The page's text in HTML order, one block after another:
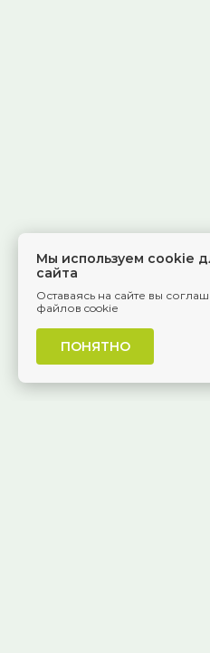
Мы используем cookie
сайта
Оставаясь на сайте вы
файлов cookie
ПОНЯТНО